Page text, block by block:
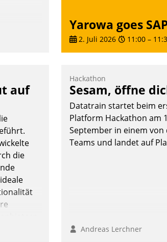
Yarowa goes
2. Juli 2026 11:00 –
auf
die
Hackathon
Sesam, öffne
Datatrain startet beim
Platform Hackathon am
September in einem von
Teams und landet auf
Andreas Lerchner